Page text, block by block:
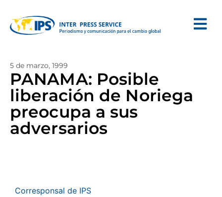
5 de marzo, 1999
PANAMA: Posible
liberación de Noriega
preocupa a sus
adversarios
Corresponsal de IPS